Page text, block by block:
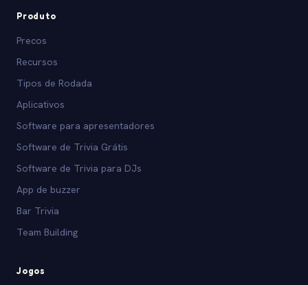
Produto
Precos
Recursos
Tipos de Rodada
Aplicativos
Software para apresentadores
Software de Trivia Grátis
Software de Trivia para DJs
App de buzzer
Bar Trivia
Team Building
Jogos